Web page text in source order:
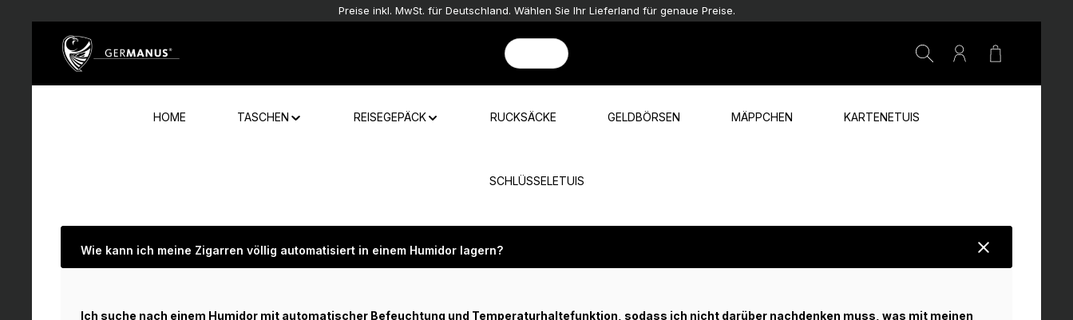
Preise inkl. MwSt. für Deutschland. Wählen Sie Ihr Lieferland für genaue Preise.
Warenkorb
HOME TASCHEN REISEGEPÄCK RUCKSÄCKE GELDBÖRSEN MÄPPCHEN KARTENETUIS
SCHLÜSSELETUIS
Wie kann ich meine Zigarren völlig automatisiert in einem Humidor lagern?
Ich suche nach einem Humidor mit automatischer Befeuchtung und Temperaturhaltefunktion, sodass ich nicht darüber nachdenken muss, was mit meinen